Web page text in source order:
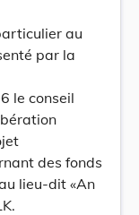
au
par la
le conseil
des fonds
lieu-dit «An